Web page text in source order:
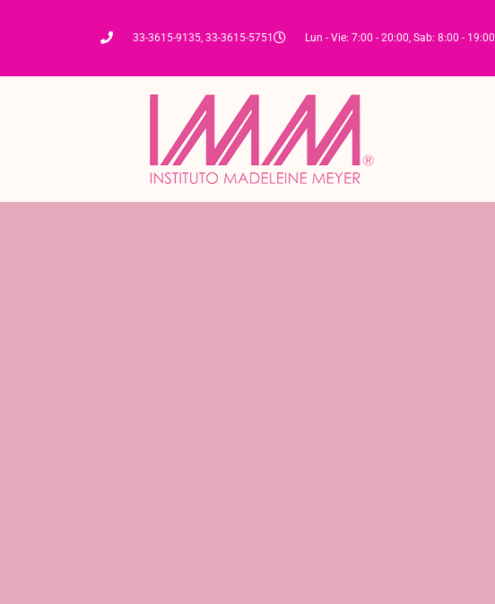
33-3615-9135, 33-3615-5751 Lun - Vie: 7:00 - 20:00, Sab: 8:00 - 19:00